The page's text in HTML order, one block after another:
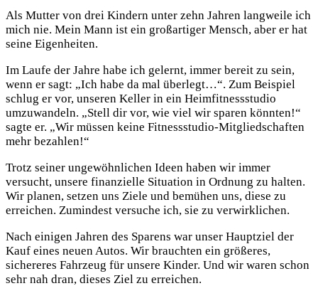
Als Mutter von drei Kindern unter zehn Jahren langweile ich
mich nie. Mein Mann ist ein großartiger Mensch, aber er hat
seine Eigenheiten.
Im Laufe der Jahre habe ich gelernt, immer bereit zu sein,
wenn er sagt: „Ich habe da mal überlegt…“. Zum Beispiel
schlug er vor, unseren Keller in ein Heimfitnessstudio
umzuwandeln. „Stell dir vor, wie viel wir sparen könnten!“
sagte er. „Wir müssen keine Fitnessstudio-Mitgliedschaften
mehr bezahlen!“
Trotz seiner ungewöhnlichen Ideen haben wir immer
versucht, unsere finanzielle Situation in Ordnung zu halten.
Wir planen, setzen uns Ziele und bemühen uns, diese zu
erreichen. Zumindest versuche ich, sie zu verwirklichen.
Nach einigen Jahren des Sparens war unser Hauptziel der
Kauf eines neuen Autos. Wir brauchten ein größeres,
sichereres Fahrzeug für unsere Kinder. Und wir waren schon
sehr nah dran, dieses Ziel zu erreichen.